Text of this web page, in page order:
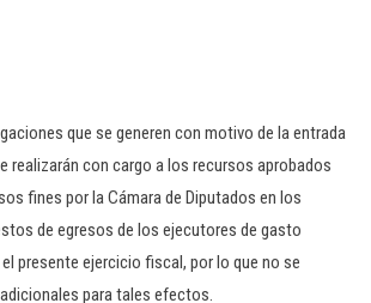
que se generen con motivo de la entrada
realizarán con cargo a los recursos aprobados
fines por la Cámara de Diputados en los
de egresos de los ejecutores de gasto
presente ejercicio fiscal, por lo que no se
para tales efectos.